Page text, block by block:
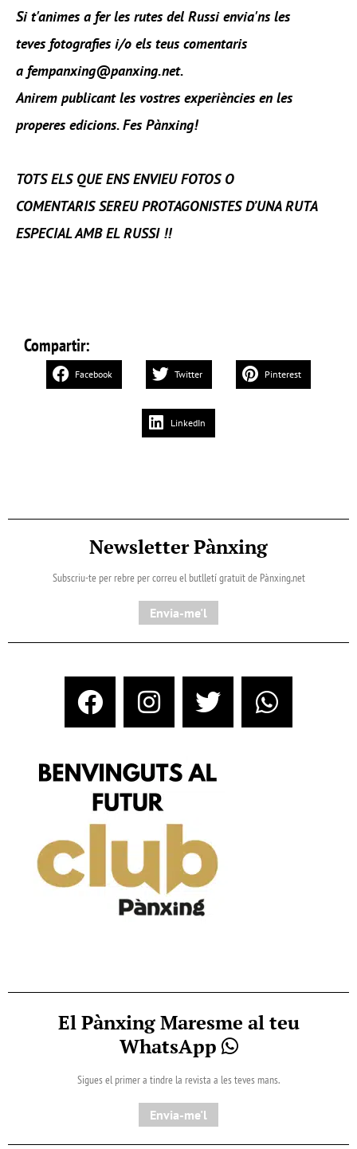
Si t'animes a fer les rutes del Russi envia'ns les
teves fotografies i/o els teus comentaris
a fempanxing@panxing.net.
Anirem publicant les vostres experiències en les
properes edicions. Fes Pànxing!
TOTS ELS QUE ENS ENVIEU FOTOS O
COMENTARIS SEREU PROTAGONISTES D’UNA RUTA
ESPECIAL AMB EL RUSSI !!
Compartir:
Facebook Twitter Pinterest
LinkedIn
Newsletter Pànxing
Subscriu-te per rebre per correu el butlletí gratuït de Pànxing.net​
Envia-me'l
El Pànxing Maresme al teu
WhatsApp
Sigues el primer a tindre la revista a les teves mans.
Envia-me'l